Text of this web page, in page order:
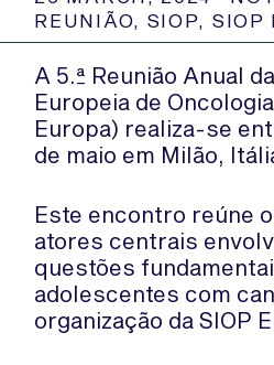
REUNIÃO
SIOP SIOP
A 5.ª Reunião Anual
Europeia de
Europa) realiza-se
de maio em Milão,
Este encontro reúne
atores centrais
questões
adolescentes com
organização da SIOP